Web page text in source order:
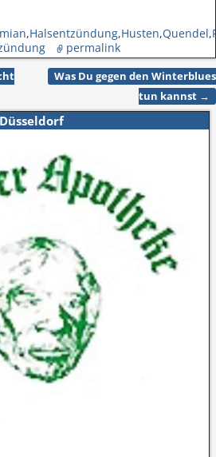
,Halsentzündung,Husten,Quendel,
permalink
Was Du gegen den Winterblues
tun kannst →